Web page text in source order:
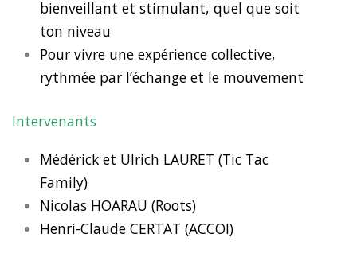
bienveillant et stimulant, quel que soit
ton niveau
Pour vivre une expérience collective,
rythmée par l’échange et le mouvement
Intervenants
Médérick et Ulrich LAURET (Tic Tac
Family)
Nicolas HOARAU (Roots)
Henri-Claude CERTAT (ACCOI)